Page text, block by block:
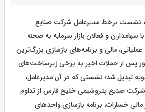
نشست برخط مدیرعامل شرکت صنایع
و فعالان بازار سرمایه به صحنه
مالی و برنامه‌های بازسازی بزرگ‌ترین
پس از حملات اخیر به برخی زیرساخت‌های
تبدیل شد؛ نشستی که در آن مدیرعامل،
شرکت صنایع پتروشیمی خلیج فارس از تداوم
مالی خسارات، برنامه بازسازی واحدهای